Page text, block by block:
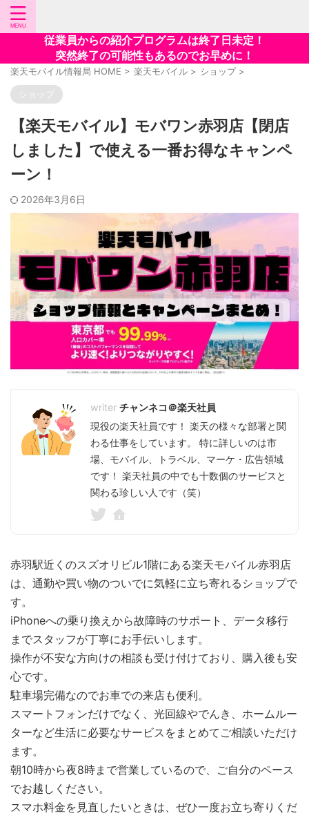
従業員からの紹介プログラムは終了日未定！
突然終了の可能性もあるのでお早めに！
楽天モバイル情報局 HOME > 楽天モバイル > ショップ >
ショップ
【楽天モバイル】モバワン赤羽店【閉店
しました】で使える一番お得なキャンペ
ーン！
2026年3月6日
チャンネコ＠楽天社員
現役の楽天社員です！ 楽天の様々な部署と関
わる仕事をしています。 特に詳しいのは市
場、モバイル、トラベル、マーケ・広告領域
です！ 楽天社員の中でも十数個のサービスと
関わる珍しい人です（笑）
赤羽駅近くのスズオリビル1階にある楽天モバイル赤羽店
は、通勤や買い物のついでに気軽に立ち寄れるショップで
す。
iPhoneへの乗り換えから故障時のサポート、データ移行
までスタッフが丁寧にお手伝いします。
操作が不安な方向けの相談も受け付けており、購入後も安
心です。
駐車場完備なのでお車での来店も便利。
スマートフォンだけでなく、光回線やでんき、ホームルー
ターなど生活に必要なサービスをまとめてご相談いただけ
ます。
朝10時から夜8時まで営業しているので、ご自分のペース
でお越しください。
スマホ料金を見直したいときは、ぜひ一度お立ち寄りくだ